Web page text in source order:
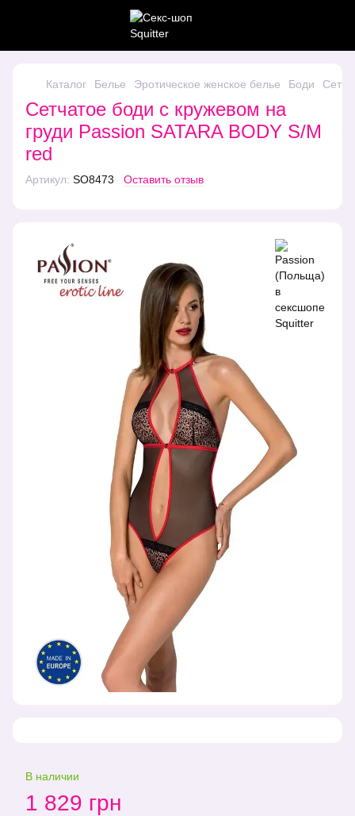
Каталог Белье Эротическое женское белье Боди
Сетчатое боди с кружевом на
груди Passion SATARA BODY S/M
red
Артикул: SO8473 Оставить отзыв
В наличии
1 829 грн